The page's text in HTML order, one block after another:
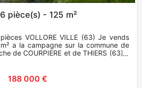
pièce(s) - 125 m²
VOLLORE VILLE (63) Je vends
a la campagne sur la commune de
de COURPIERE et de THIERS (63) à
188 000 €